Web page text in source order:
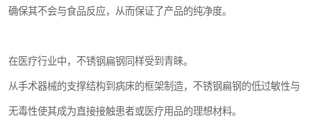
确保其不会与食品反应，从而保证了产品的纯净度。
在医疗行业中，不锈钢扁钢同样受到青睐。
从手术器械的支撑结构到病床的框架制造，不锈钢扁钢的低过敏性与
无毒性使其成为直接接触患者或医疗用品的理想材料。